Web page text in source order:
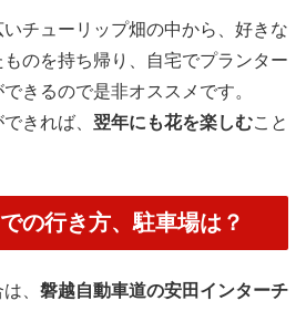
チューリップ畑の中から、好きな
のを持ち帰り、自宅でプランター
きるので是非オススメです。
きれば、 翌年にも花を楽しむこと
の行き方、駐車場は？
、 磐越自動車道の安田インターチ